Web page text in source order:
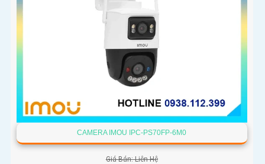
CAMERA IMOU IPC-PS70FP-6M0
Giá Bán: Liên Hệ